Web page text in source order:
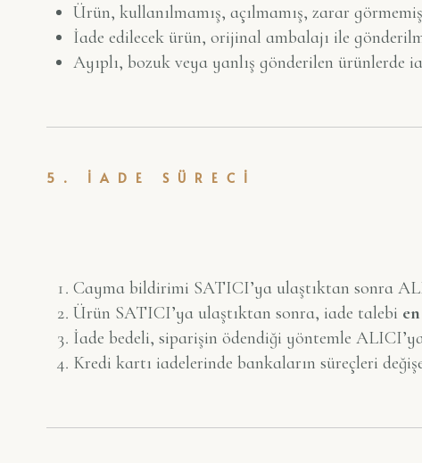
Ürün, kullanılmamış, açılmamış, zarar
İade edilecek ürün, orijinal ambalajı ile
Ayıplı, bozuk veya yanlış gönderilen
5. İADE SÜRECİ
Cayma bildirimi SATICI’ya ulaştıktan sonra
Ürün SATICI’ya ulaştıktan sonra, iade talebi
İade bedeli, siparişin ödendiği yöntemle
Kredi kartı iadelerinde bankaların süreçleri